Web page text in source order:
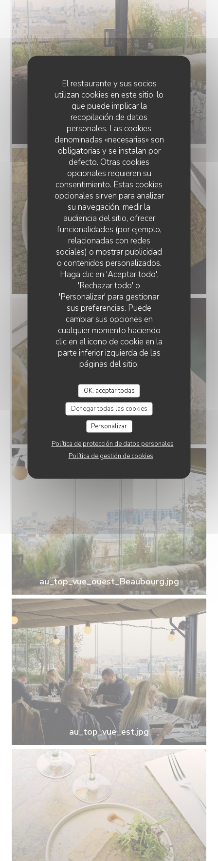
El restaurante y sus socios
utilizan cookies en este sitio, lo
que puede implicar la
recopilación de datos
personales. Las cookies
denominadas «necesarias» son
obligatorias y se instalan por
defecto. Otras cookies
opcionales requieren su
consentimiento. Estas cookies
opcionales sirven para analizar
su navegación, medir la
audiencia del sitio, ofrecer
funcionalidades (por ejemplo,
relacionadas con redes
sociales) o mostrar publicidad
o contenidos personalizados.
Haga clic en 'Aceptar todo',
'Rechazar todo' o
'Personalizar' para gestionar
sus preferencias. Puede
cambiar sus opciones en
cualquier momento haciendo
clic en el icono de cookie en la
parte inferior izquierda de las
páginas del sitio.
OK, aceptar todas
Denegar todas las cookies
Personalizar
Política de protección de datos personales
Política de gestión de cookies
au_top_plat_10_huitres.jpg
au_top_plat_11_entrée.jpg
au_top_plat_12_huitres.jpg
au_top_vue_ouest_Beaubourg.jpg
au_top_vue_est.jpg